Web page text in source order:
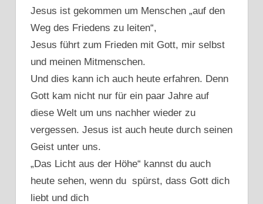
Jesus ist gekommen um Menschen „auf den
Weg des Friedens zu leiten“,
Jesus führt zum Frieden mit Gott, mir selbst
und meinen Mitmenschen.
Und dies kann ich auch heute erfahren. Denn
Gott kam nicht nur für ein paar Jahre auf
diese Welt um uns nachher wieder zu
vergessen. Jesus ist auch heute durch seinen
Geist unter uns.
„Das Licht aus der Höhe“ kannst du auch
heute sehen, wenn du spürst, dass Gott dich
liebt und dich